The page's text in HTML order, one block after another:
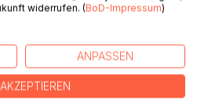
Besteuerungsgrundsätzen
und Besteuerung. Die
mit der steuerlichen
und gesellschaftsrechtlichen
sollen in Kapitel
widerrufen. (BoD-Impressum)
ANPASSEN